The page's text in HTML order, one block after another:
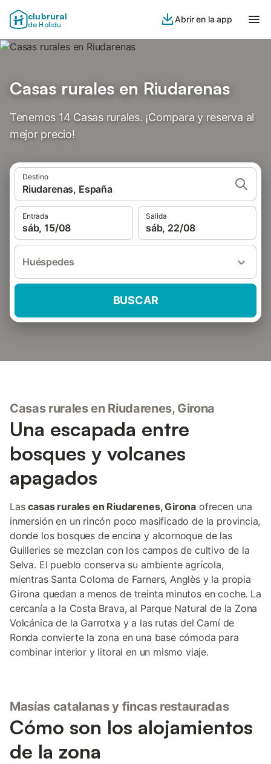
clubrural
de Holidu
Abrir en la app
Casas rurales en Riudarenas
Tenemos 14 Casas rurales. ¡Compara y reserva al
mejor precio!
Destino
Riudarenas, España
Entrada
sáb, 15/08
Salida
sáb, 22/08
Huéspedes
BUSCAR
Casas rurales en Riudarenes, Girona
Una escapada entre
bosques y volcanes
apagados
Lascasas rurales en Riudarenes, Girona ofrecen una
inmersión en un rincón poco masificado de la provincia,
donde los bosques de encina y alcornoque de las
Guilleries se mezclan con los campos de cultivo de la
Selva. El pueblo conserva su ambiente agrícola,
mientras Santa Coloma de Farners, Anglès y la propia
Girona quedan a menos de treinta minutos en coche. La
cercanía a la Costa Brava, al Parque Natural de la Zona
Volcánica de la Garrotxa y a las rutas del Camí de
Ronda convierte la zona en una base cómoda para
combinar interior y litoral en un mismo viaje.
Masías catalanas y fincas restauradas
Cómo son los alojamientos
de la zona